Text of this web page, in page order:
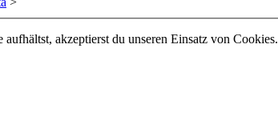
akzeptierst du unseren Einsatz von Cookies.